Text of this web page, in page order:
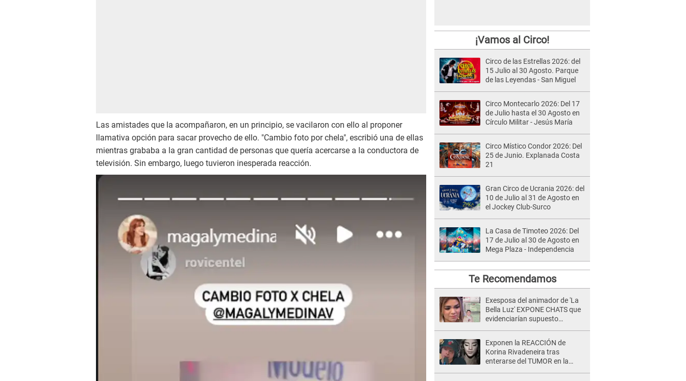
Las amistades que la acompañaron, en un principio, se vacilaron con ello al proponer
llamativa opción para sacar provecho de ello. "Cambio foto por chela", escribió una de ellas
mientras grababa a la gran cantidad de personas que quería acercarse a la conductora de
televisión. Sin embargo, luego tuvieron inesperada reacción.
¡Vamos al Circo!
Circo de las Estrellas 2026: del
15 Julio al 30 Agosto. Parque
de las Leyendas - San Miguel
Circo Montecarlo 2026: Del 17
de Julio hasta el 30 Agosto en
Círculo Militar - Jesús María
Circo Místico Condor 2026: Del
25 de Junio. Explanada Costa
21
Gran Circo de Ucrania 2026: del
10 de Julio al 31 de Agosto en
el Jockey Club-Surco
La Casa de Timoteo 2026: Del
17 de Julio al 30 de Agosto en
Mega Plaza - Independencia
Te Recomendamos
Exesposa del animador de 'La
Bella Luz' EXPONE CHATS que
evidenciarían supuesto
Saldaña, pese a tener pareja
Exponen la REACCIÓN de
Korina Rivadeneira tras
enterarse del TUMOR en la